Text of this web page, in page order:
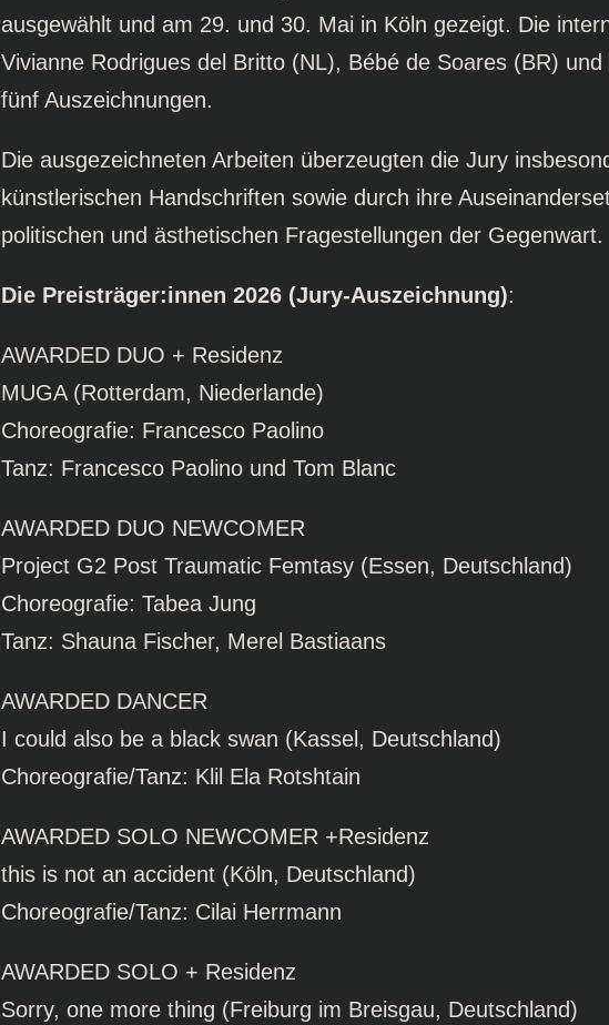
ausgewählt und am 29. und 30. Mai in Köln gezeigt. Die
Vivianne Rodrigues del Britto (NL), Bébé de Soares (BR)
fünf Auszeichnungen.
Die ausgezeichneten Arbeiten überzeugten die Jury
künstlerischen Handschriften sowie durch ihre
politischen und ästhetischen Fragestellungen der Gegenwart.
Die Preisträger:innen 2026 (Jury-Auszeichnung):
AWARDED DUO + Residenz
MUGA (Rotterdam, Niederlande)
Choreografie: Francesco Paolino
Tanz: Francesco Paolino und Tom Blanc
AWARDED DUO NEWCOMER
Project G2 Post Traumatic Femtasy (Essen, Deutschland)
Choreografie: Tabea Jung
Tanz: Shauna Fischer, Merel Bastiaans
AWARDED DANCER
I could also be a black swan (Kassel, Deutschland)
Choreografie/Tanz: Klil Ela Rotshtain
AWARDED SOLO NEWCOMER +Residenz
this is not an accident (Köln, Deutschland)
Choreografie/Tanz: Cilai Herrmann
AWARDED SOLO + Residenz
Sorry, one more thing (Freiburg im Breisgau, Deutschland)